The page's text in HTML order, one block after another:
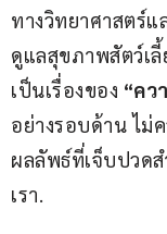
ทางวิทยาศาสตร์แ
ดูแลสุขภาพสัตว์เลี้
เป็นเรื่องของ “คว
อย่างรอบด้าน ไม่
ผลลัพธ์ที่เจ็บปวด
เรา.